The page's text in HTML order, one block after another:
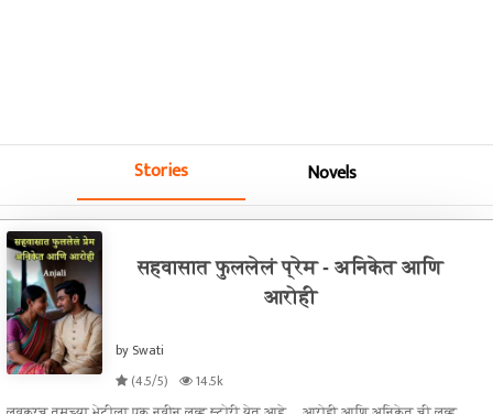
Stories Novels
सहवासात फुललेलं प्रेम - अनिकेत आणि
आरोही
by Swati
(4.5/5)
14.5k